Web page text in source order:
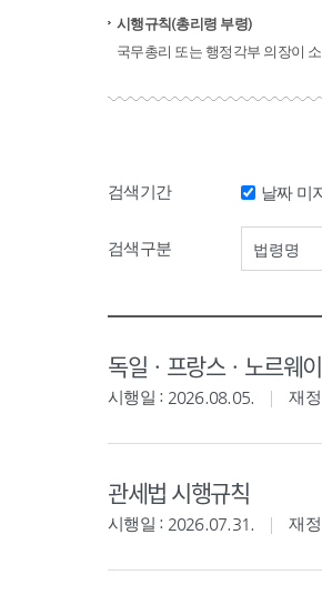
시행규칙(총리령 부령)
국무총리 또는 행정각부 의장이
검색기간 날짜 미
검색구분 법령명
독일ㆍ프랑스ㆍ노르웨
시행일 : 2026.08.05. 재
관세법 시행규칙
시행일 : 2026.07.31. 재